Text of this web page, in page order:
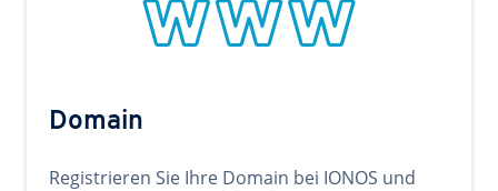
Domain
Registrieren Sie Ihre Domain bei IONOS und